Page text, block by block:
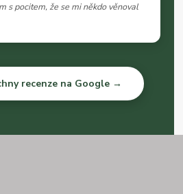
s pocitem, že se mi někdo věnoval
recenze na Google →